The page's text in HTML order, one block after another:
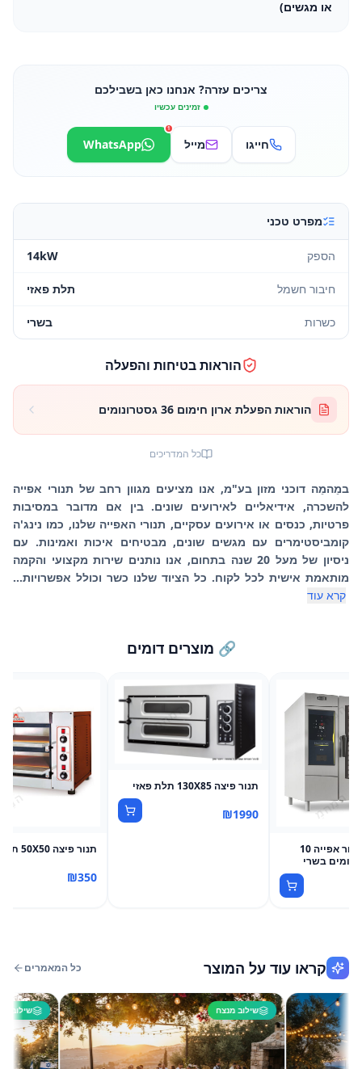
או מגשים)
צריכים עזרה? אנחנו כאן בשבילכם
זמינים עכשיו
חייגו מייל WhatsApp
1
מפרט טכני
הספק 14kW
חיבור חשמל תלת פאזי
כשרות בשרי
הוראות בטיחות והפעלה
הוראות הפעלת ארון חימום 36 גסטרונומים
כל המדריכים
במֵהמֵה דוכני מזון בע"מ, אנו מציעים מגוון רחב של תנורי אפייה
להשכרה, אידיאליים לאירועים שונים. בין אם מדובר במסיבות
פרטיות, כנסים או אירועים עסקיים, תנורי האפייה שלנו, כמו נינג'ה
קומביסטימרים עם מגשים שונים, מבטיחים איכות ואמינות. עם
ניסיון של מעל 20 שנה בתחום, אנו נותנים שירות מקצועי והקמה
מותאמת אישית לכל לקוח. כל הציוד שלנו כשר וכולל אפשרויות...
קרא עוד
🔗 מוצרים דומים
קומביסטימר תנור אפייה 10
בשרי
תנור פיצה 130X85 תלת פאזי
₪1990
תנור פיצה 50X50 תלת פאזי
₪350
קראו עוד על המוצר כל המאמרים
שילוב מנצח שילוב מנצח